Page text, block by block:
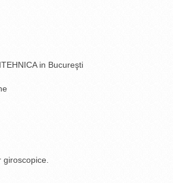
in Bucureşti